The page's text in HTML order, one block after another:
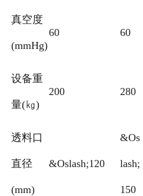
真空度
(mmHg)
60 60
设备重
量(㎏)
200 280
透料口
直径
(mm)
&Oslash;120
&Os
lash;
150